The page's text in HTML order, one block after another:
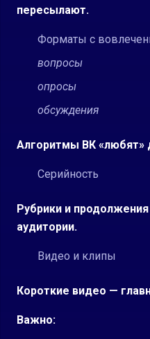
пересылают.
Форматы с
вопросы
опросы
обсуждения
Алгоритмы ВК «любят»
Серийность
Рубрики и
аудитории.
Видео и клипы
Короткие видео —
Важно: